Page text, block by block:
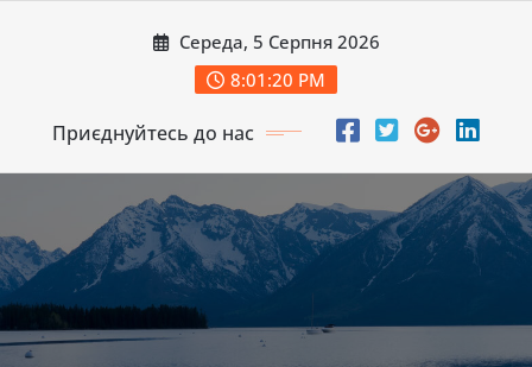
Середа, 5 Серпня 2026
8:01:22 PM
Приєднуйтесь до нас